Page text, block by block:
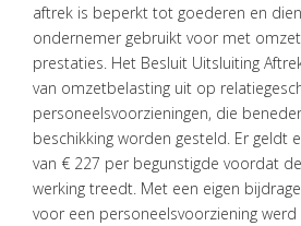
ONS
TEAM
ACTUEEL
VACATURES
CONTACT
aftrek is beperkt tot goederen en
ondernemer gebruikt voor met
prestaties. Het Besluit Uitsluiting
van omzetbelasting uit op
personeelsvoorzieningen, die
beschikking worden gesteld. Er geldt
van € 227 per begunstigde voordat
werking treedt. Met een eigen
voor een personeelsvoorziening